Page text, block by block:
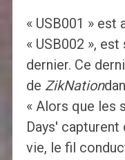
« USB001 » est
« USB002 »,
dernier. Ce
de ZikNation
« Alors que les
Days'
vie, le fil